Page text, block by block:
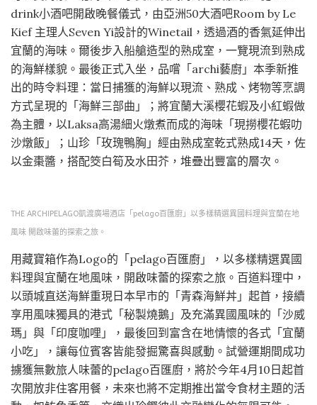
drink小酒吧開啟晚餐儀式，由亞洲50大酒吧Room by Le
Kief 主理人Seven Yi設計的Winetail，透過酒的香氣延伸出
宜蘭的海味。爾後步入船艙造型的熟成室，一覽現流到熟成
的海鮮樣貌。最後正式入坐，品嚐「archi藝廚」本季新推
出的時令料理：當日捕獲的海鮮以現流、熟成、烤物等烹調
方式呈現的「海鮮三部曲」；將宜蘭大溪櫻花蝦及小紅蝦做
為主體，以Laksa高湯細火燉煮而成的海味「現撈櫻花蝦叻
沙燉飯」；山珍「玫瑰鴨胸」經由熟成室乾式熟成14天，佐
以金棗醬，搭配筊白筍及水田芥，堆疊出豐富的層次。
THE ARCHIPELAGO凱渡廣場酒店「pelago百匯廚」以多樣精選異國料理與宜蘭在地
風味 開啟味蕾的探索之旅。
用藏寶箱作為Logo的「pelago百匯廚」，以多樣精選異國
料理與宜蘭在地風味，開啟味蕾的探索之旅。百道料理中，
以頭城直送海鮮重現日本早市的「青森海鮮丼」起首，接續
享用風味獨具的港式「秘製燒鵝」及充滿異國風味的「沙威
瑪」與「印度咖哩」，最後回到富含在地情懷的各式「宜蘭
小吃」，讓每位賓客皆能發掘驚喜與感動。試營運期間成功
擄獲無數旅人味蕾的pelago百匯廚，將於今年4月10日起首
次開放非住客用餐，未來也將不定期推出當令食材主題的活